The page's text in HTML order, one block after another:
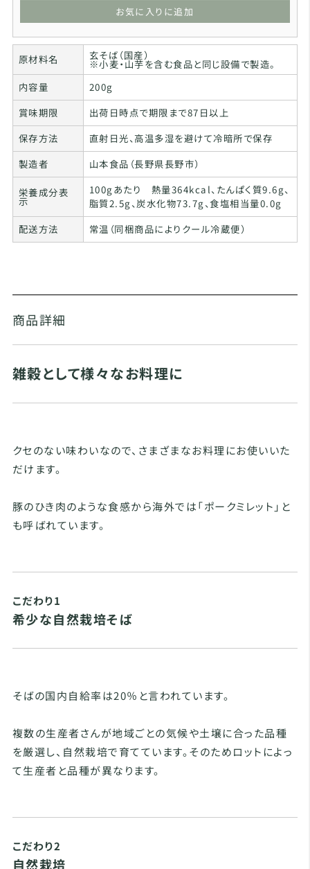
お気に入りに追加
原材料名 玄そば（国産）
※小麦・山芋を含む食品と同じ設備で製造。
内容量
200g
賞味期限
出荷日時点で期限まで87日以上
保存方法
直射日光、高温多湿を避けて冷暗所で保存
製造者
山本食品（長野県長野市）
栄養成分表
示
100gあたり 熱量364kcal、たんぱく質9.6g、
脂質2.5g、炭水化物73.7g、食塩相当量0.0g
配送方法
常温（同梱商品によりクール冷蔵便）
商品詳細
雑穀として様々なお料理に
クセのない味わいなので、さまざまなお料理にお使いいた
だけます。
豚のひき肉のような食感から海外では「ポークミレット」と
も呼ばれています。
こだわり1
希少な自然栽培そば
そばの国内自給率は20％と言われています。
複数の生産者さんが地域ごとの気候や土壌に合った品種
を厳選し、自然栽培で育てています。そのためロットによっ
て生産者と品種が異なります。
こだわり2
自然栽培